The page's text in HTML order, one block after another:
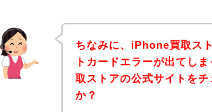
ちなみに、iPhone買取ス
トカードエラーが出てし
取ストアの公式サイトを
か？